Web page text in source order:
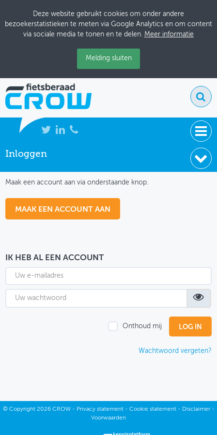
Deze website gebruikt cookies om onder andere
bezoekerstatistieken te meten via Google Analytics en om content
via sociale media te tonen en te delen. Meer informatie
Melding sluiten
NIEUWS
THEMASITES
MIJN PROFIEL
GEBRUIKER
Inloggen
Maak een account aan via onderstaande knop.
MAAK EEN ACCOUNT AAN
IK HEB AL EEN ACCOUNT
Onthoud mij
Wachtwoord vergeten?
© Copyright2026 CROW - Privacy statement- Cookie statement- Disclaimer-
Voorwaarden